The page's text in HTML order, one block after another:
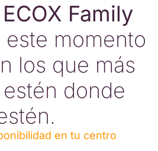
Family
este momento
los que más
donde
en tu centro